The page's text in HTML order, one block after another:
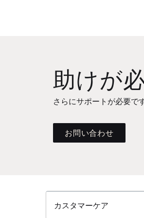
助けが
さらにサポートが必要で
お問い合わせ
カスタマーケア